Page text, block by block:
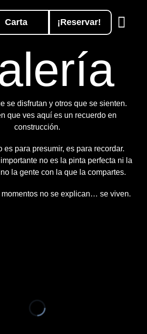
Carta ¡Reservar!
se disfrutan y otros que se sienten.
que ves aquí es un recuerdo en
construcción.
es para presumir, es para recordar.
no es la pinta perfecta ni la
la gente con la que la compartes.
momentos no se explican… se viven.